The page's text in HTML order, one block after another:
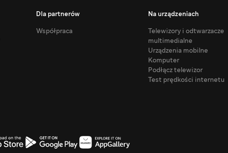
Dla partnerów
Współpraca
Na urządzeniach
Telewizory i odtwarzacze
multimedialne
Urządzenia mobilne
Komputer
Podłącz telewizor
Test prędkości internetu